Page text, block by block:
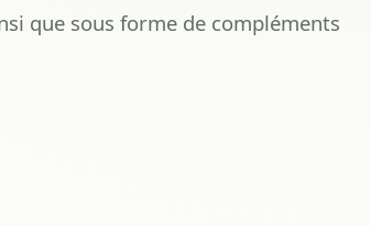
que sous forme de compléments